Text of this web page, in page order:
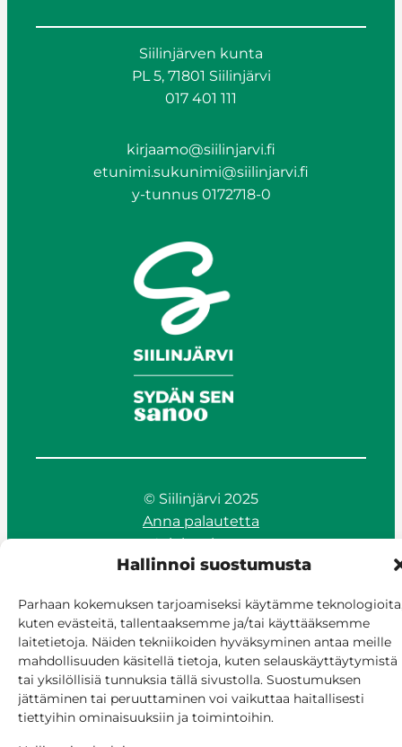
Hallinnoi suostumusta
Parhaan kokemuksen tarjoamiseksi käytämme
kuten evästeitä, tallentaaksemme ja/tai käyttääksemme
laitetietoja. Näiden tekniikoiden hyväksyminen antaa meille
mahdollisuuden käsitellä tietoja, kuten selauskäyttäytymistä
tai yksilöllisiä tunnuksia tällä sivustolla. Suostumuksen
jättäminen tai peruuttaminen voi vaikuttaa haitallisesti
tiettyihin ominaisuuksiin ja toimintoihin.
Siilinjärven kunta
PL 5, 71801 Siilinjärvi
017 401 111
kirjaamo@siilinjarvi.fi
etunimi.sukunimi@siilinjarvi.fi
y-tunnus 0172718-0
© Siilinjärvi 2025
Anna palautetta
Asioi verkossa
Laskutus ja maksaminen
Evästekäytäntö
Hallitse suostumusta